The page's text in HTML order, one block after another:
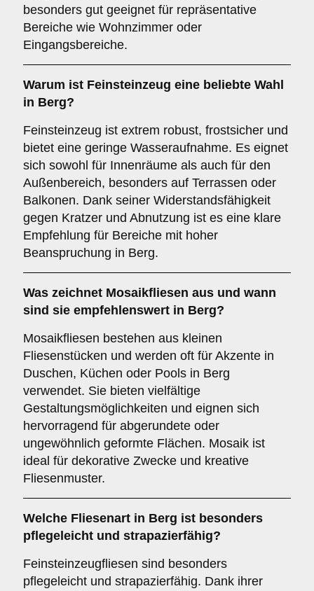
besonders gut geeignet für repräsentative
Bereiche wie Wohnzimmer oder
Eingangsbereiche.
Warum ist Feinsteinzeug eine beliebte Wahl
in Berg?
Feinsteinzeug ist extrem robust, frostsicher und
bietet eine geringe Wasseraufnahme. Es eignet
sich sowohl für Innenräume als auch für den
Außenbereich, besonders auf Terrassen oder
Balkonen. Dank seiner Widerstandsfähigkeit
gegen Kratzer und Abnutzung ist es eine klare
Empfehlung für Bereiche mit hoher
Beanspruchung in Berg.
Was zeichnet Mosaikfliesen aus und wann
sind sie empfehlenswert in Berg?
Mosaikfliesen bestehen aus kleinen
Fliesenstücken und werden oft für Akzente in
Duschen, Küchen oder Pools in Berg
verwendet. Sie bieten vielfältige
Gestaltungsmöglichkeiten und eignen sich
hervorragend für abgerundete oder
ungewöhnlich geformte Flächen. Mosaik ist
ideal für dekorative Zwecke und kreative
Fliesenmuster.
Welche Fliesenart in Berg ist besonders
pflegeleicht und strapazierfähig?
Feinsteinzeugfliesen sind besonders
pflegeleicht und strapazierfähig. Dank ihrer